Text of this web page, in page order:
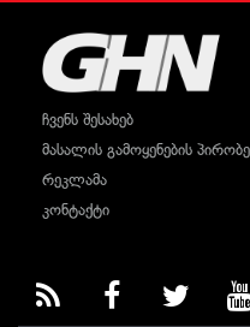
ჩვენს შესახებ
მასალის გამოყენების
რეკლამა
კონტაქტი